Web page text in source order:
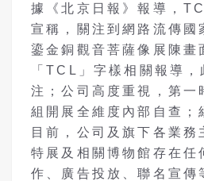
據《北京日報》報導，
宣稱，關注到網路流傳國
鎏金銅觀音菩薩像展陳畫
「TCL」字樣相關報導，
注；公司高度重視，第一
組開展全維度內部自查；
目前，公司及旗下各業務
特展及相關博物館存在任
作、廣告投放、聯名宣傳